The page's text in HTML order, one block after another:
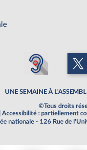
UNE SEMAINE À
©Tous droits
Accessibilité : partiellement
nationale - 126 Rue de